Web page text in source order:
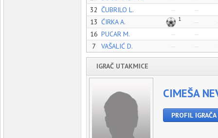
32 ČUBRILO L.
13 ĆIRKA A. 1
16 PUCAR M.
7
VAŠALIĆ D.
IGRAČ UTAKMICE
CIMEŠA
PROFIL IGRAČA